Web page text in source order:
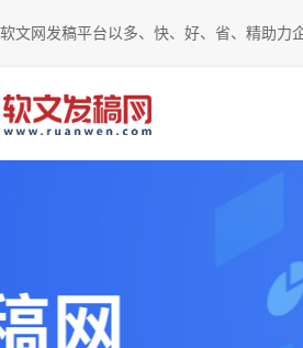
软文网发稿平台以多、快、好、省、精助力